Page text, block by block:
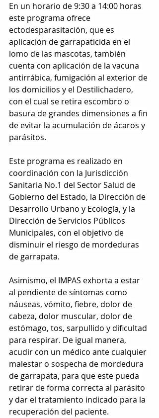
En un horario de 9:30 a 14:00 horas
este programa ofrece
ectodesparasitación, que es
aplicación de garrapaticida en el
lomo de las mascotas, también
cuenta con aplicación de la vacuna
antirrábica, fumigación al exterior de
los domicilios y el Destilichadero,
con el cual se retira escombro o
basura de grandes dimensiones a fin
de evitar la acumulación de ácaros y
parásitos.
Este programa es realizado en
coordinación con la Jurisdicción
Sanitaria No.1 del Sector Salud de
Gobierno del Estado, la Dirección de
Desarrollo Urbano y Ecología, y la
Dirección de Servicios Públicos
Municipales, con el objetivo de
disminuir el riesgo de mordeduras
de garrapata.
Asimismo, el IMPAS exhorta a estar
al pendiente de síntomas como
náuseas, vómito, fiebre, dolor de
cabeza, dolor muscular, dolor de
estómago, tos, sarpullido y dificultad
para respirar. De igual manera,
acudir con un médico ante cualquier
malestar o sospecha de mordedura
de garrapata, para que este pueda
retirar de forma correcta al parásito
y dar el tratamiento indicado para la
recuperación del paciente.